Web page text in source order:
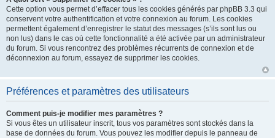
Cette option vous permet d’effacer tous les cookies générés par phpBB 3.3 qui
conservent votre authentification et votre connexion au forum. Les cookies
permettent également d’enregistrer le statut des messages (s’ils sont lus ou
non lus) dans le cas où cette fonctionnalité a été activée par un administrateur
du forum. Si vous rencontrez des problèmes récurrents de connexion et de
déconnexion au forum, essayez de supprimer les cookies.
Préférences et paramètres des utilisateurs
Comment puis-je modifier mes paramètres ?
Si vous êtes un utilisateur inscrit, tous vos paramètres sont stockés dans la
base de données du forum. Vous pouvez les modifier depuis le panneau de